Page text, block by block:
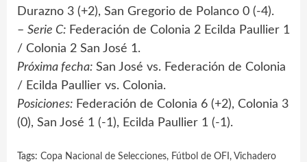
Durazno 3 (+2), San Gregorio de Polanco 0 (-4).
– Serie C: Federación de Colonia 2 Ecilda Paullier 1
/ Colonia 2 San José 1.
Próxima fecha: San José vs. Federación de Colonia
/ Ecilda Paullier vs. Colonia.
Posiciones: Federación de Colonia 6 (+2), Colonia 3
(0), San José 1 (-1), Ecilda Paullier 1 (-1).
Tags: Copa Nacional de Selecciones, Fútbol de OFI , Vichadero